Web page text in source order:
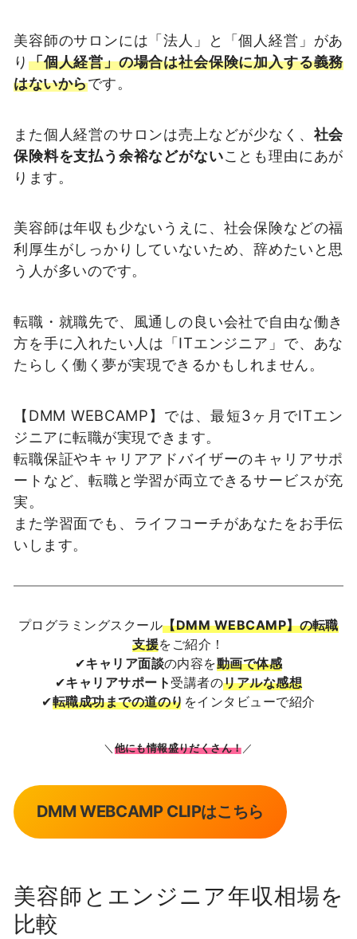
美容師のサロンには「法人」と「個人経営」があ
り 「個人経営」の場合は社会保険に加入する義務
はないからです。
また個人経営のサロンは売上などが少なく、 社会
保険料を支払う余裕などがないことも理由にあが
ります。
美容師は年収も少ないうえに、社会保険などの福
利厚生がしっかりしていないため、辞めたいと思
う人が多いのです。
転職・就職先で、風通しの良い会社で自由な働き
方を手に入れたい人は「ITエンジニア」で、あな
たらしく働く夢が実現できるかもしれません。
【DMM WEBCAMP】では、最短3ヶ月でITエン
ジニアに転職が実現できます。
転職保証やキャリアアドバイザーのキャリアサポ
ートなど、転職と学習が両立できるサービスが充
実。
また学習面でも、ライフコーチがあなたをお手伝
いします。
プログラミングスクール【DMM WEBCAMP】の転職
支援をご紹介！
✔キャリア面談の内容を動画で体感
✔キャリアサポート 受講者のリアルな感想
✔転職成功までの道のり をインタビューで紹介
＼ 他にも情報盛りだくさん！／
DMM WEBCAMP CLIPはこちら
美容師とエンジニア年収相場を
比較